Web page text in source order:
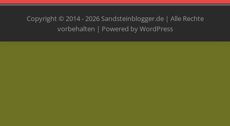
Copyright © 2014 - 2026 Sandsteinblogger.de | Alle Rechte
vorbehalten | Powered by WordPress